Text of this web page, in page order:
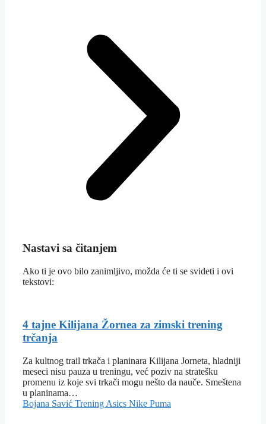
Nastavi sa čitanjem
Ako ti je ovo bilo zanimljivo, možda će ti se svideti i ovi
tekstovi:
4 tajne Kilijana Žornea za zimski trening
trčanja
Za kultnog trail trkača i planinara Kilijana Jorneta, hladniji
meseci nisu pauza u treningu, već poziv na stratešku
promenu iz koje svi trkači mogu nešto da nauče. Smeštena
u planinama…
Bojana Savić Trening Asics Nike Puma